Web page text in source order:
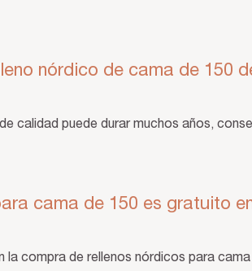
nórdico de cama de 150
calidad puede durar muchos años,
cama de 150 es gratuito
compra de rellenos nórdicos para cama